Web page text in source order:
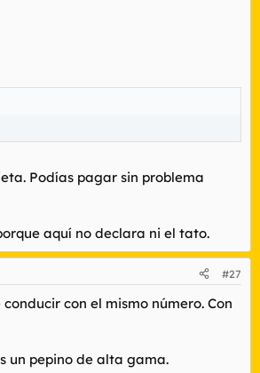
Podías pagar sin problema
aquí no declara ni el tato.
#27
con el mismo número. Con
un pepino de alta gama.